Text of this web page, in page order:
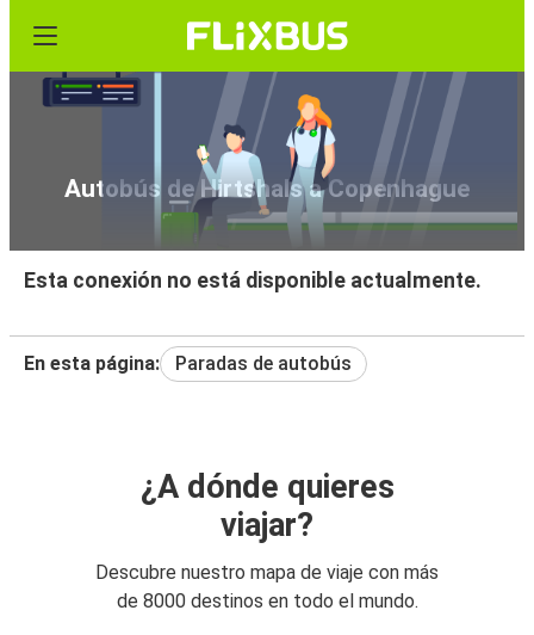
Autobús de Hirtshals a Copenhague
Esta conexión no está disponible actualmente.
En esta página: Paradas de autobús
¿A dónde quieres
viajar?
Descubre nuestro mapa de viaje con más
de 8000 destinos en todo el mundo.